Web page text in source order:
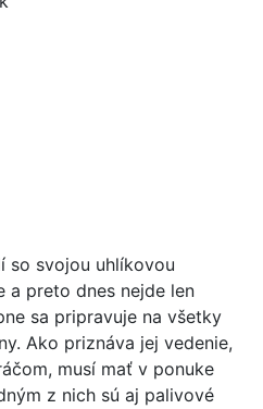
so svojou uhlíkovou
a preto dnes nejde len
sa pripravuje na všetky
Ako priznáva jej vedenie,
musí mať v ponuke
z nich sú aj palivové